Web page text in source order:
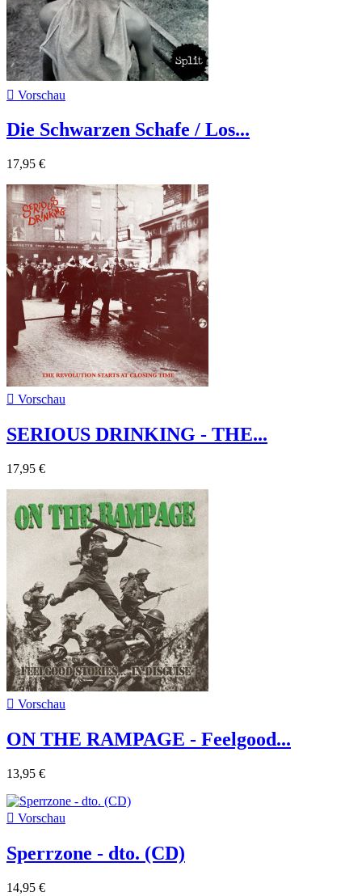
 Vorschau
Die Schwarzen Schafe / Los...
17,95 €
 Vorschau
SERIOUS DRINKING - THE...
17,95 €
 Vorschau
ON THE RAMPAGE - Feelgood...
13,95 €
 Vorschau
Sperrzone - dto. (CD)
14,95 €